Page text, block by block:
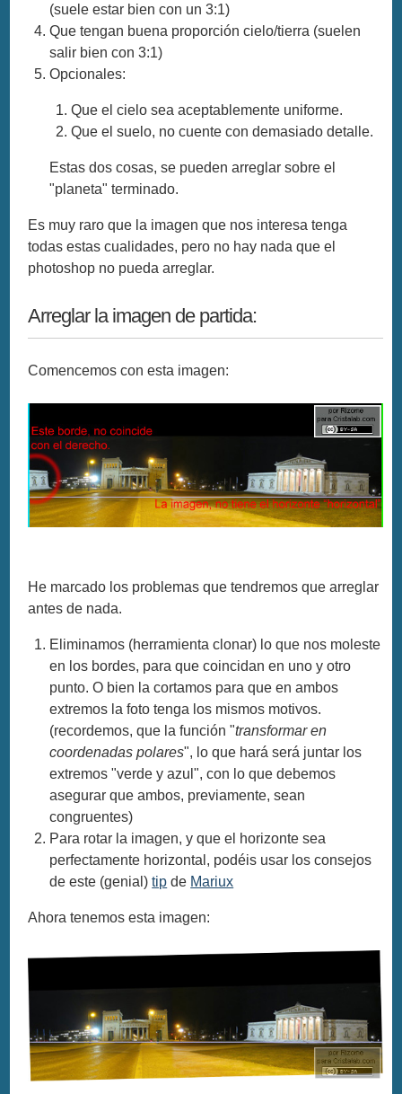
(suele estar bien con un 3:1)
Que tengan buena proporción cielo/tierra (suelen
salir bien con 3:1)
Opcionales:
Que el cielo sea aceptablemente uniforme.
Que el suelo, no cuente con demasiado detalle.
Estas dos cosas, se pueden arreglar sobre el
"planeta" terminado.
Es muy raro que la imagen que nos interesa tenga
todas estas cualidades, pero no hay nada que el
photoshop no pueda arreglar.
Arreglar la imagen de partida:
Comencemos con esta imagen:
He marcado los problemas que tendremos que arreglar
antes de nada.
Eliminamos (herramienta clonar) lo que nos moleste
en los bordes, para que coincidan en uno y otro
punto. O bien la cortamos para que en ambos
extremos la foto tenga los mismos motivos.
(recordemos, que la función "transformar en
coordenadas polares", lo que hará será juntar los
extremos "verde y azul", con lo que debemos
asegurar que ambos, previamente, sean
congruentes)
Para rotar la imagen, y que el horizonte sea
perfectamente horizontal, podéis usar los consejos
de este (genial)tip de Mariux
Ahora tenemos esta imagen: